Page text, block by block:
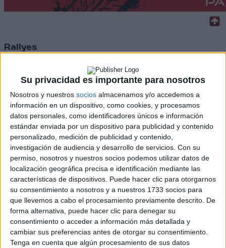
Su privacidad es importante para nosotros
Nosotros y nuestros socios almacenamos y/o accedemos a
información en un dispositivo, como cookies, y procesamos
datos personales, como identificadores únicos e información
estándar enviada por un dispositivo para publicidad y contenido
personalizado, medición de publicidad y contenido,
investigación de audiencia y desarrollo de servicios. Con su
permiso, nosotros y nuestros socios podemos utilizar datos de
localización geográfica precisa e identificación mediante las
características de dispositivos. Puede hacer clic para otorgarnos
su consentimiento a nosotros y a nuestros 1733 socios para
que llevemos a cabo el procesamiento previamente descrito. De
forma alternativa, puede hacer clic para denegar su
consentimiento o acceder a información más detallada y
cambiar sus preferencias antes de otorgar su consentimiento.
Tenga en cuenta que algún procesamiento de sus datos
Rallyes
S-CER
ERC
CERA
CERT
Internacionales
Campeonatos Autonómicos
Históricos
Dakar
RallyCross
Circuitos
F1
Fórmula E
F2 / F3 / F4
Resistencia
Indycar